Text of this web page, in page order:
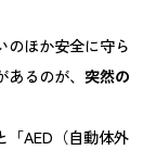
のほか安全に守ら
るのが、 突然の
「AED（自動体外